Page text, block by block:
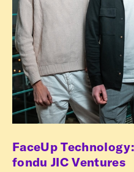
FaceUp
fondu JIC Ventures